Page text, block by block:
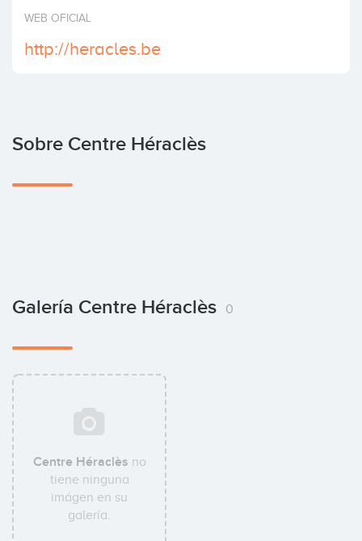
Invertir
WEB OFICIAL
http://heracles.be
Sobre Centre Héraclès
Galería Centre Héraclès 0
Centre Héraclès no
tiene ninguna
imágen en su
galería.